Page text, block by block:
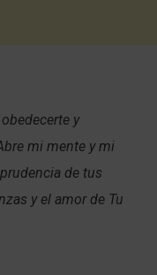
y
mi mente y mi
de tus
y el amor de Tu